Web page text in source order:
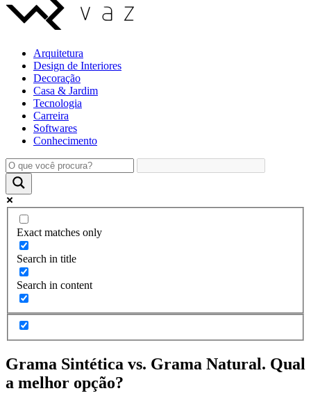
Arquitetura
Design de Interiores
Decoração
Casa & Jardim
Tecnologia
Carreira
Softwares
Conhecimento
Exact matches only
Search in title
Search in content
Grama Sintética vs. Grama Natural. Qual
a melhor opção?